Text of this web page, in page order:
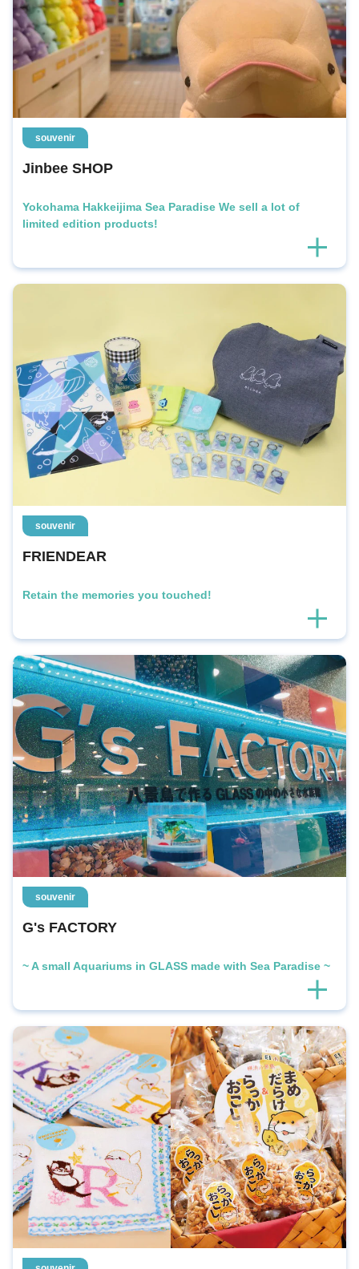
souvenir
Jinbee SHOP
Yokohama Hakkeijima Sea Paradise We sell a lot of
limited edition products!
souvenir
FRIENDEAR
Retain the memories you touched!
souvenir
G's FACTORY
~ A small Aquariums in GLASS made with Sea Paradise ~